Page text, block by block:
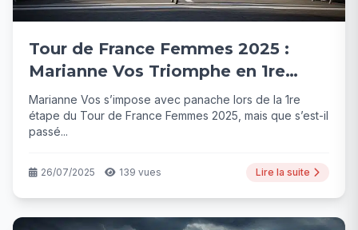
Tour de France Femmes 2025 :
Marianne Vos Triomphe en 1re
Étape
Marianne Vos s’impose avec panache lors de la 1re
étape du Tour de France Femmes 2025, mais que s’est-il
passé...
26/07/2025 139 vues Lire la suite